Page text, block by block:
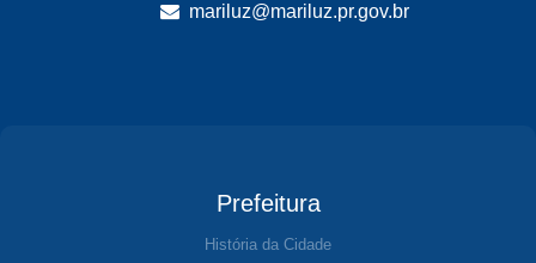
mariluz@mariluz.pr.gov.br
Prefeitura
História da Cidade